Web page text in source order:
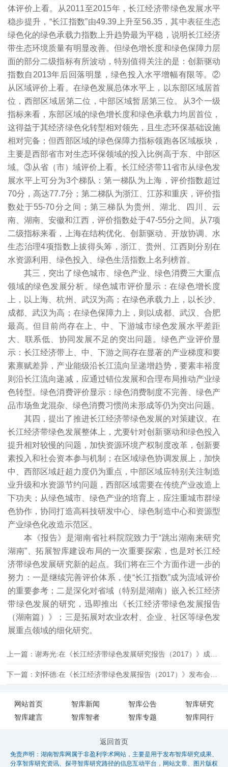
体评价上看。从2011至2015年，长江经济带绿色发展水平
稳步提升，“长江指数”由49.39上升至56.35，其中表征生态
绿色化的绿色承载力指数上升趋势最为平稳，说明长江经济
带生态环境质量有明显改善。但绿色增长度和绿色保障力层
面的部分二级指标有所波动，特别值得关注的是：创新驱动
指数自2013年后回落明显，绿色投入水平增幅有限等。②
从区域评价上看。在绿色发展总体水平上，以东部区域居首
位，西部区域居第二位，中部区域暂居第三位。从3个一级
指标来看，东部区域的绿色增长度和绿色承载力均居首位，
这得益于其经济绿色化转型相对领先，且生态环保基础设施
相对完备；但西部区域的绿色保障力指标领跑各区域板块，
主要是西部省市对生态环保领域的投入比例高于东、中部区
域。③从省（市）域评价上看。长江经济带11省市从绿色发
展水平上可分为3个梯队：第一梯队为上海，评价指数超过
70分，高达77.7分；第二梯队为浙江、江苏和重庆，评价指
数处于55-70分之间；第三梯队为贵州、湖北、四川、云
南、湖南、安徽和江西，评价指数处于47-55分之间。从7项
二级指标来看，上海在结构优化、创新驱动、开放协调、水
生态治理4项指数上拔得头筹，浙江、贵州、江西则分别在
水资源利用、绿色投入、绿色生活指数上名列榜首。
其三，突出了绿色城市、绿色产业、绿色消费三大重点
领域的绿色发展分析。绿色城市评价显示：在绿色增长度
上，以上海、杭州、武汉为高；在绿色承载力上，以长沙、
成都、武汉为高；在绿色保障力上，则以成都、武汉、合肥
最高。但目前尚存在上、中、下游城市绿色发展水平差距
大、联系低、协同发展不足的突出问题。绿色产业评价显
示：长江经济带上、中、下游之间存在显著的产业梯度和要
素禀赋差异，产业能级沿长江流向呈递增趋势，要素丰裕度
则沿长江流向递减，应通过错位发展和合理布局推动产业绿
色转型。绿色消费评价显示：绿色消费制度不完善、绿色产
品市场鱼龙混杂、绿色消费习惯尚未形成等仍为突出问题。
其四，提出了推进长江经济带绿色发展的对策建议。在
长江经济带绿色发展整体上，尤要针对创新驱动和绿色投入
提升相对较慢的问题，加快资源环境产权制度改革，创新要
素投入和社会资本参与机制；在区域绿色协调发展上，加快
中、西部区域赶超力度仍为重点，中部区域应特别关注制造
业升级和水资源节约问题，西部区域需要在传统产业改造上
下功夫；从绿色城市、绿色产业的培育上，应注重城市群绿
色协作，协同打造高科技研发中心、绿色制造中心和资源型
产业绿色化改造示范区。
本《报告》是湖南省社科院院致力于“跳出湖南来研究
湖南”、拓展智库建设布局的一次重要探索，也是对长江经
济带绿色发展研究新的起点。我们将在三个方面作进一步的
努力：一是继续完善评价体系，使“长江指数”成为流域评价
的重要参考；二是深化对省域（特别是湖南）嵌入长江经济
带绿色发展的研究，迅即推出《长江经济带绿色发展报告
（湖南篇）》；三是拓展对农业农村、企业、社区等绿色发
展重点领域的细化研究。
网站首页 智库新闻 智库公告
智库研究
智库建言
智库智者 智库专题 智库同行
返回首页
免责声明：湖南智库网属于非盈利学术网站，主要是用于发布智库研究成果、
分享智库研究资讯、探寻智库研究路径的信息互动平台，网站文章、图片版权